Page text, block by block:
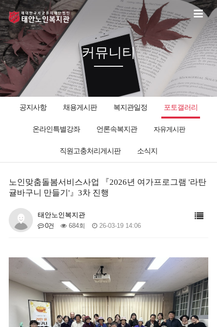
커뮤니티
공지사항 채용게시판 복지관일정 포토갤러리
온라인특별강좌 언론속복지관 자유게시판
직원고충처리게시판 소식지
노인맞춤돌봄서비스사업 『2026년 여가프로그램 '라탄
귤바구니 만들기'』3차 진행
태안노인복지관
0건 684회 26-03-19 14:06